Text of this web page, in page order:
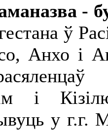
-
ў
Анхо і
і
у г.г.